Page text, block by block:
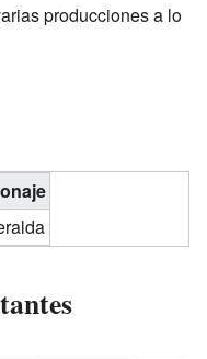
producciones a lo